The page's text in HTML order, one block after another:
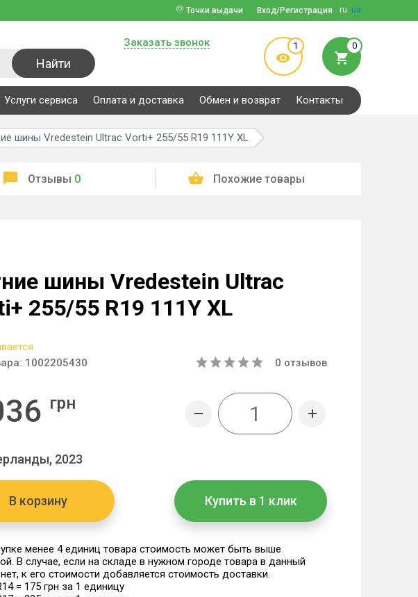
ru ua
Вход/Регистрация
Точки выдачи
Найти
Заказать звонок 1 0
Услуги сервиса Оплата и доставка Обмен и возврат Контакты
шины Vredestein Ultrac Vorti+ 255/55 R19 111Y XL
Отзывы 0 Похожие товары
шины Vredestein Ultrac
255/55 R19 111Y XL
1002205430 0 отзывов
грн
2023
В корзину Купить в 1 клик
менее 4 единиц товара стоимость может быть выше
В случае, если на складе в нужном городе товара в данный
к его стоимости добавляется стоимость доставки.
= 175 грн за 1 единицу